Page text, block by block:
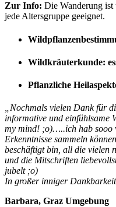
Zur Info: Die Wanderung
jede Altersgruppe geeignet.
Wildkräuterkunde:
Pflanzliche
„Nochmals vielen Dank für
informative und einfühlsame
my mind! ;o)…..ich hab sooo
Erkenntnisse sammeln
beschäftigt bin, all die vielen
und die Mitschriften
jubelt ;o)
In großer inniger
Barbara, Graz Umgebung